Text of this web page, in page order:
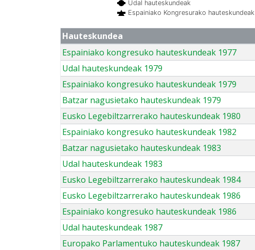
Udal hauteskundeak
Espainiako Kongresurako hauteskundeak
Hauteskundea
Espainiako kongresuko hauteskundeak 1977
Udal hauteskundeak 1979
Espainiako kongresuko hauteskundeak 1979
Batzar nagusietako hauteskundeak 1979
Eusko Legebiltzarrerako hauteskundeak 1980
Espainiako kongresuko hauteskundeak 1982
Batzar nagusietako hauteskundeak 1983
Udal hauteskundeak 1983
Eusko Legebiltzarrerako hauteskundeak 1984
Eusko Legebiltzarrerako hauteskundeak 1986
Espainiako kongresuko hauteskundeak 1986
Udal hauteskundeak 1987
Europako Parlamentuko hauteskundeak 1987